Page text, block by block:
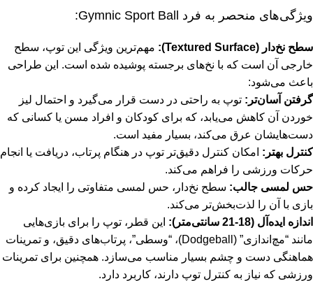
ویژگی‌های منحصر به فرد Gymnic Sport Ball:
سطح نخ‌دار (Textured Surface):
مهم‌ترین ویژگی این توپ، سطح
خارجی آن است که با نخ‌های برجسته پوشیده شده است. این طراحی
باعث می‌شود:
گرفتن آسان‌تر: توپ به راحتی در دست قرار می‌گیرد و احتمال لیز
خوردن آن کاهش می‌یابد، که برای کودکان و افراد مسن یا کسانی که
دست‌هایشان عرق می‌کند، بسیار مفید است.
کنترل بهتر: امکان کنترل دقیق‌تر توپ در هنگام پرتاب، دریافت یا انجام
حرکات ورزشی را فراهم می‌کند.
حس لمسی جالب: سطح نخ‌دار، حس لمسی متفاوتی را ایجاد کرده و
بازی با آن را لذت‌بخش‌تر می‌کند.
اندازه ایده‌آل (18-21 سانتی‌متر):
این قطر، توپ را برای بازی‌هایی
مانند “مچ‌اندازی” (Dodgeball)، “وسطی”، پرتاب‌های دقیق، و تمرینات
هماهنگی دست و چشم بسیار مناسب می‌سازد. همچنین برای تمرینات
ورزشی که نیاز به کنترل توپ دارند، کاربرد دارد.